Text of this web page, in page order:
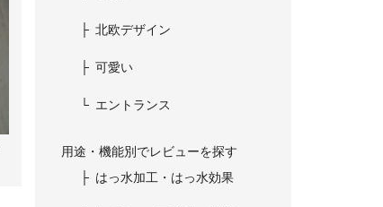
北欧デザイン
可愛い
エントランス
用途・機能別でレビューを探す
はっ水加工・はっ水効果